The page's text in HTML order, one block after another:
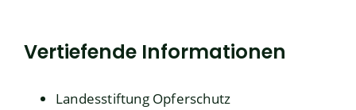
Vertiefende Informationen
Landesstiftung Opferschutz